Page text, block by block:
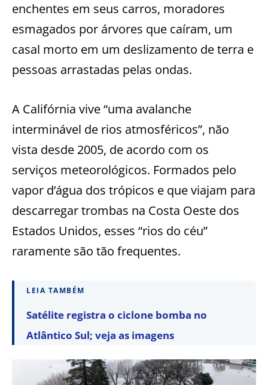
enchentes em seus carros, moradores
esmagados por árvores que caíram, um
casal morto em um deslizamento de terra e
pessoas arrastadas pelas ondas.
A Califórnia vive “uma avalanche
interminável de rios atmosféricos”, não
vista desde 2005, de acordo com os
serviços meteorológicos. Formados pelo
vapor d’água dos trópicos e que viajam para
descarregar trombas na Costa Oeste dos
Estados Unidos, esses “rios do céu”
raramente são tão frequentes.
LEIA TAMBÉM
Satélite registra o ciclone bomba no
Atlântico Sul; veja as imagens